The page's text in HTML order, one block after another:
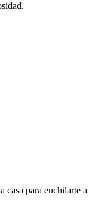
casa para enchilarte a